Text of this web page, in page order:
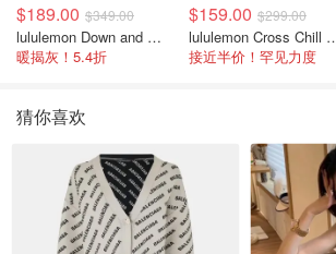
$189.00 $349.00
lululemon Down and Around 羽绒夹克
暖揭灰！5.4折
$159.00 $299.00
lululemon Cross
接近半价！罕见力度
猜你喜欢